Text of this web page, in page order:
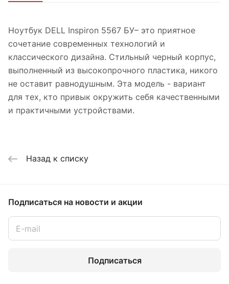
Ноутбук DELL Inspiron 5567 БУ– это приятное
сочетание современных технологий и
классического дизайна. Стильный черный корпус,
выполненный из высокопрочного пластика, никого
не оставит равнодушным. Эта модель - вариант
для тех, кто привык окружить себя качественными
и практичными устройствами.
Назад к списку
Подписаться на новости и акции
Подписаться